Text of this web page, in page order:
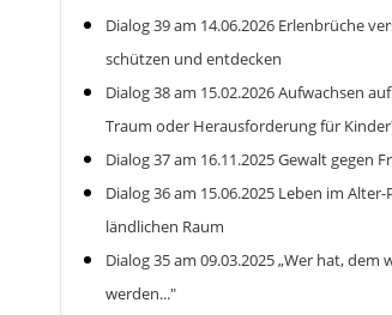
Dialog 39 am 14.06.2026 Erlenbrüche
schützen und entdecken
Dialog 38 am 15.02.2026 Aufwachsen
Traum oder Herausforderung für
Dialog 37 am 16.11.2025 Gewalt gegen
Dialog 36 am 15.06.2025 Leben im
ländlichen Raum
Dialog 35 am 09.03.2025 „Wer hat, dem
werden..."